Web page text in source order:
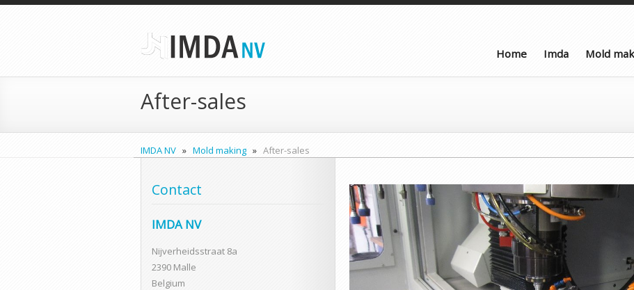
Home Imda Mold
After-sales
IMDA NV » Mold making » After-sales
Contact
IMDA NV
Nijverheidsstraat 8a
2390 Malle
Belgium